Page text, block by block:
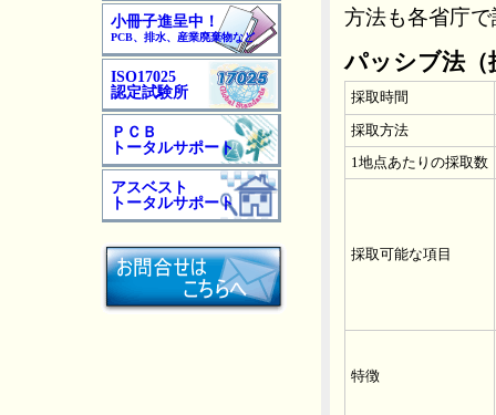
小冊子進呈中！
PCB、排水、産業廃棄物など
ISO17025
認定試験所
ＰＣＢ
トータルサポート
アスベスト
トータルサポート
方法も各省庁
パッシブ法（
採取時間
採取方法
1地点あたりの採取数
採取可能な項目
特徴